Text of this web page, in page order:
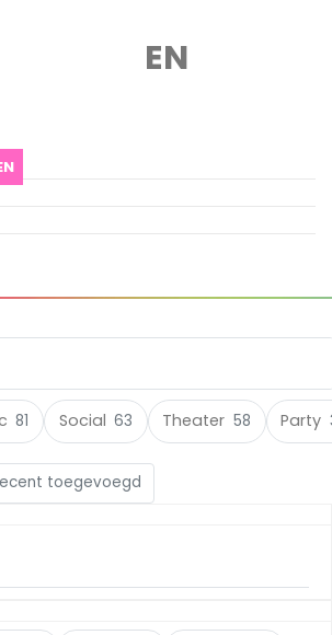
EN
gebeurt in de queer
81 Social 63 Theater 58 Party
toegevoegd